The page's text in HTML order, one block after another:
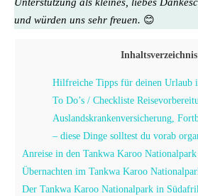
und würden uns sehr freuen. 😊
Inhaltsverzeichnis
Hilfreiche Tipps für deinen Urlaub
To Do’s / Checkliste
Auslandskrankenversicherung,
– diese Dinge solltest du vorab
Anreise in den Tankwa Karoo Nationalpark
Übernachten im Tankwa Karoo
Der Tankwa Karoo Nationalpark in